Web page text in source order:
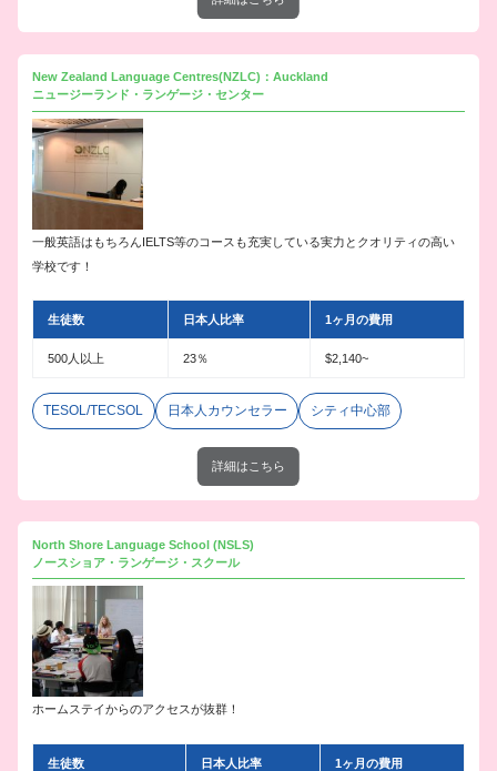
New Zealand Language Centres(NZLC)：Auckland
ニュージーランド・ランゲージ・センター
一般英語はもちろんIELTS等のコースも充実している実力とクオリティの高い
学校です！
生徒数 日本人比率 1ヶ月の費用
500人以上 23％ $2,140~
TESOL/TECSOL 日本人カウンセラー シティ中心部
詳細はこちら
North Shore Language School (NSLS)
ノースショア・ランゲージ・スクール
ホームステイからのアクセスが抜群！
生徒数 日本人比率 1ヶ月の費用